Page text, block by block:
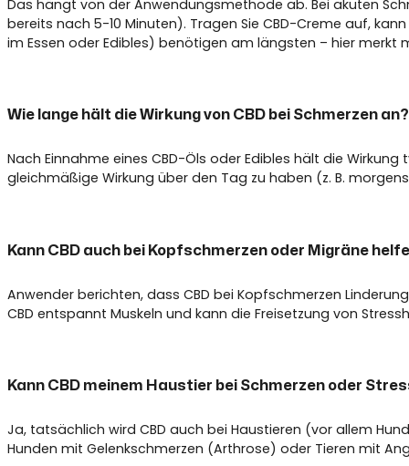
Das hängt von der Anwendungsmethode ab. Bei akuten
bereits nach 5-10 Minuten). Tragen Sie CBD-Creme auf,
im Essen oder Edibles) benötigen am längsten – hier merkt
Wie lange hält die Wirkung von CBD bei Schmerzen an?
Nach Einnahme eines CBD-Öls oder Edibles hält die
gleichmäßige Wirkung über den Tag zu haben (z. B.
Kann CBD auch bei Kopfschmerzen oder Migräne
Anwender berichten, dass CBD bei Kopfschmerzen
CBD entspannt Muskeln und kann die Freisetzung von
Kann CBD meinem Haustier bei Schmerzen oder
Ja, tatsächlich wird CBD auch bei Haustieren (vor allem
Hunden mit Gelenkschmerzen (Arthrose) oder Tieren mit